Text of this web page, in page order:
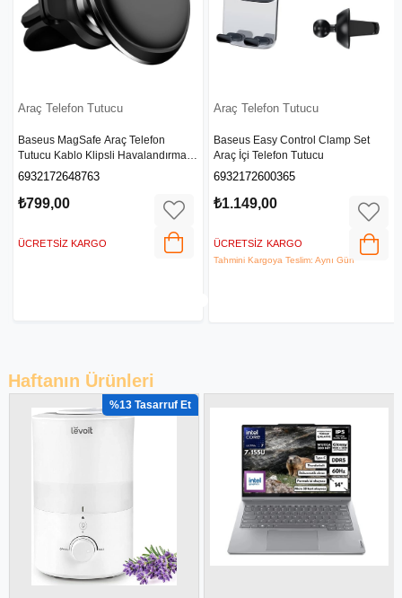
Araç Telefon Tutucu
Baseus Easy Control Clamp Set
Araç İçi Telefon Tutucu
6932172600365
₺1.149,00
ÜCRETSIZ KARGO
Araç Telefon Tutucu
Baseus MagSafe Araç Telefon
Tutucu Kablo Klipsli Havalandırma
Versiyon - Siyah C40141201113-00
6932172648763
₺799,00
ÜCRETSIZ KARGO
Haftanın Ürünleri